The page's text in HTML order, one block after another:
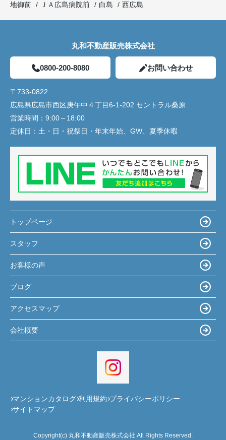
地御前
ＪＡ広島病院前 白島 西広島
丸和不動産販売株式会社
0800-200-8080 お問い合わせ
〒733-0822
広島県広島市西区庚午中４丁目6-1-202 セントラル桑原
営業時間： 9:00～18:00
定休日： 土・日・祝祭日・年末年始、GW、夏季休暇
トップページ
スタッフ
お客様の声
ブログ
アクセスマップ
会社概要
マンションカタログ 利用規約 プライバシーポリシー
サイトマップ
Copyright(c) 丸和不動産販売株式会社 All Rights Reserved.